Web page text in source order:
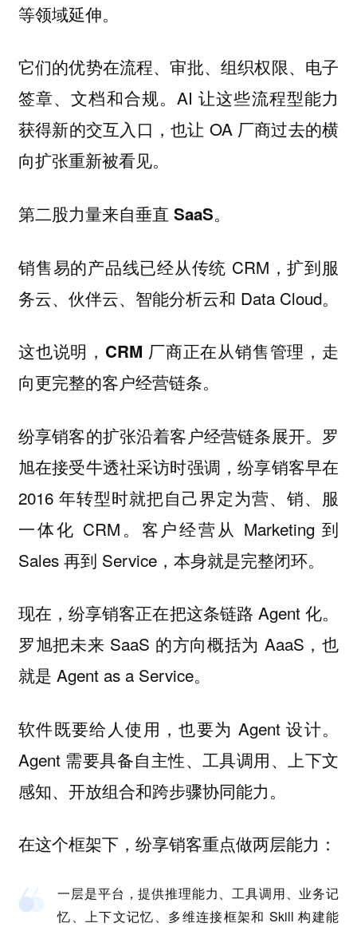
等领域延伸。
它们的优势在流程、审批、组织权限、电子
签章、文档和合规。AI 让这些流程型能力
获得新的交互入口，也让 OA 厂商过去的横
向扩张重新被看见。
第二股力量来自垂直 SaaS。
销售易的产品线已经从传统 CRM，扩到服
务云、伙伴云、智能分析云和 Data Cloud。
这也说明， CRM 厂商正在从销售管理，走
向更完整的客户经营链条。
纷享销客的扩张沿着客户经营链条展开。罗
旭在接受牛透社采访时强调，纷享销客早在
2016 年转型时就把自己界定为营、销、服
一体化 CRM。客户经营从 Marketing 到
Sales 再到 Service，本身就是完整闭环。
现在，纷享销客正在把这条链路 Agent 化。
罗旭把未来 SaaS 的方向概括为 AaaS，也
就是 Agent as a Service。
软件既要给人使用，也要为 Agent 设计。
Agent 需要具备自主性、工具调用、上下文
感知、开放组合和跨步骤协同能力。
在这个框架下，纷享销客重点做两层能力：
一层是平台，提供推理能力、工具调用、业务记
忆、上下文记忆、多维连接框架和 Skill 构建能